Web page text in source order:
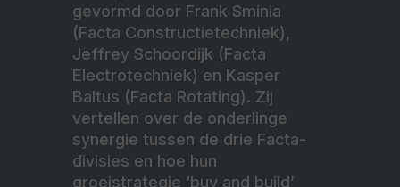
gevormd door Frank Sminia
(Facta Constructietechniek),
Jeffrey Schoordijk (Facta
Electrotechniek) en Kasper
Baltus (Facta Rotating). Zij
vertellen over de onderlinge
synergie tussen de drie Facta-
divisies en hoe hun
groeistrategie ‘buy and build’